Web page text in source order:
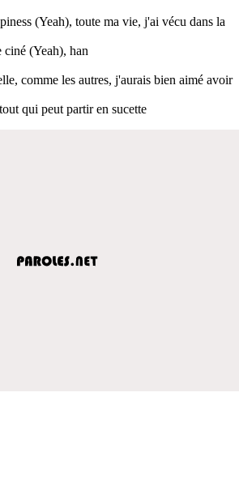
(Yeah), toute ma vie, j'ai vécu dans la
(Yeah), han
comme les autres, j'aurais bien aimé avoir
qui peut partir en sucette